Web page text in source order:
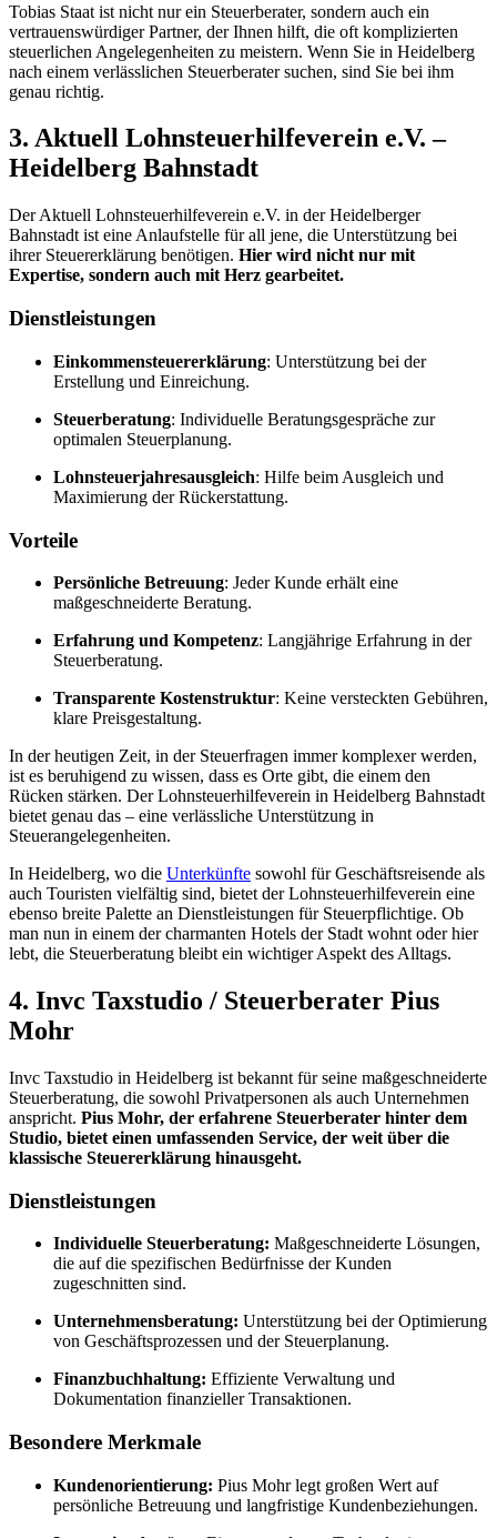
Tobias Staat ist nicht nur ein Steuerberater, sondern auch ein
vertrauenswürdiger Partner, der Ihnen hilft, die oft komplizierten
steuerlichen Angelegenheiten zu meistern. Wenn Sie in Heidelberg
nach einem verlässlichen Steuerberater suchen, sind Sie bei ihm
genau richtig.
3. Aktuell Lohnsteuerhilfeverein e.V. –
Heidelberg Bahnstadt
Der Aktuell Lohnsteuerhilfeverein e.V. in der Heidelberger
Bahnstadt ist eine Anlaufstelle für all jene, die Unterstützung bei
ihrer Steuererklärung benötigen. Hier wird nicht nur mit
Expertise, sondern auch mit Herz gearbeitet.
Dienstleistungen
Einkommensteuererklärung: Unterstützung bei der
Erstellung und Einreichung.
Steuerberatung: Individuelle Beratungsgespräche zur
optimalen Steuerplanung.
Lohnsteuerjahresausgleich: Hilfe beim Ausgleich und
Maximierung der Rückerstattung.
Vorteile
Persönliche Betreuung: Jeder Kunde erhält eine
maßgeschneiderte Beratung.
Erfahrung und Kompetenz: Langjährige Erfahrung in der
Steuerberatung.
Transparente Kostenstruktur: Keine versteckten Gebühren,
klare Preisgestaltung.
In der heutigen Zeit, in der Steuerfragen immer komplexer werden,
ist es beruhigend zu wissen, dass es Orte gibt, die einem den
Rücken stärken. Der Lohnsteuerhilfeverein in Heidelberg Bahnstadt
bietet genau das – eine verlässliche Unterstützung in
Steuerangelegenheiten.
In Heidelberg, wo die Unterkünfte sowohl für Geschäftsreisende als
auch Touristen vielfältig sind, bietet der Lohnsteuerhilfeverein eine
ebenso breite Palette an Dienstleistungen für Steuerpflichtige. Ob
man nun in einem der charmanten Hotels der Stadt wohnt oder hier
lebt, die Steuerberatung bleibt ein wichtiger Aspekt des Alltags.
4. Invc Taxstudio / Steuerberater Pius
Mohr
Invc Taxstudio in Heidelberg ist bekannt für seine maßgeschneiderte
Steuerberatung, die sowohl Privatpersonen als auch Unternehmen
anspricht. Pius Mohr, der erfahrene Steuerberater hinter dem
Studio, bietet einen umfassenden Service, der weit über die
klassische Steuererklärung hinausgeht.
Dienstleistungen
Individuelle Steuerberatung: Maßgeschneiderte Lösungen,
die auf die spezifischen Bedürfnisse der Kunden
zugeschnitten sind.
Unternehmensberatung: Unterstützung bei der Optimierung
von Geschäftsprozessen und der Steuerplanung.
Finanzbuchhaltung: Effiziente Verwaltung und
Dokumentation finanzieller Transaktionen.
Besondere Merkmale
Kundenorientierung: Pius Mohr legt großen Wert auf
persönliche Betreuung und langfristige Kundenbeziehungen.